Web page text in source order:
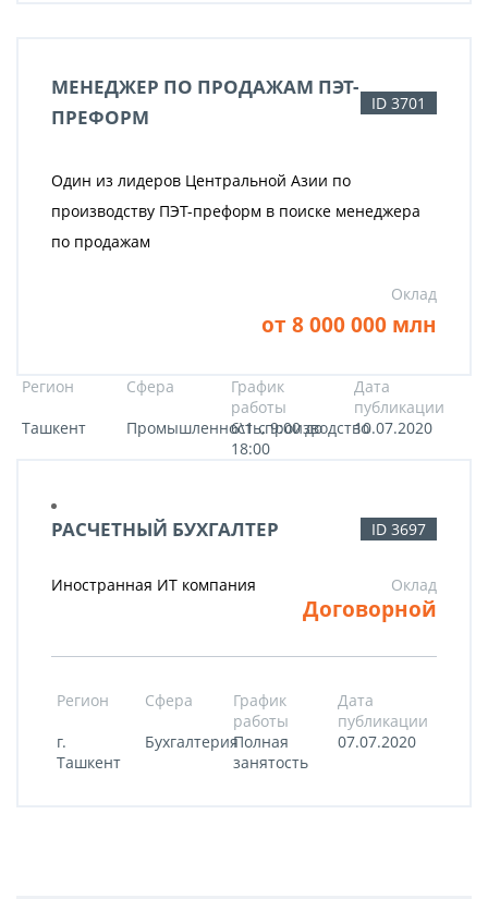
МЕНЕДЖЕР ПО ПРОДАЖАМ ПЭТ-
ПРЕФОРМ
ID 3701
Один из лидеров Центральной Азии по
производству ПЭТ-преформ в поиске менеджера
по продажам
Оклад
от 8 000 000 млн
Регион Сфера
График
работы
Дата
публикации
Ташкент
Промышленность,производство
6\1 с 9:00 до
18:00
10.07.2020
РАСЧЕТНЫЙ БУХГАЛТЕР ID 3697
Иностранная ИТ компания Оклад
Договорной
Регион Сфера
График
работы
Дата
публикации
г.
Ташкент
БухгалтерияПолная
занятость
07.07.2020